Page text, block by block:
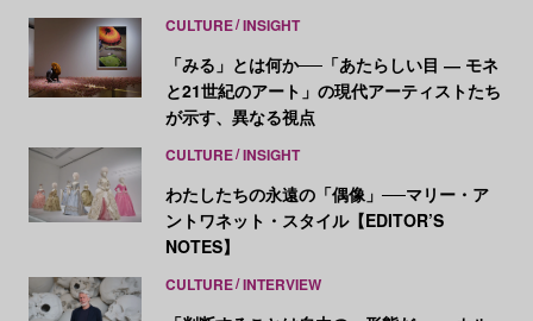
CULTURE INSIGHT
「みる」とは何か──「あたらしい目 ― モネ
と21世紀のアート」の現代アーティストたち
が示す、異なる視点
CULTURE INSIGHT
わたしたちの永遠の「偶像」──マリー・ア
ントワネット・スタイル【EDITOR’S
NOTES】
CULTURE INTERVIEW